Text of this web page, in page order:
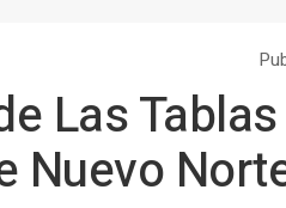
Las
Nuevo